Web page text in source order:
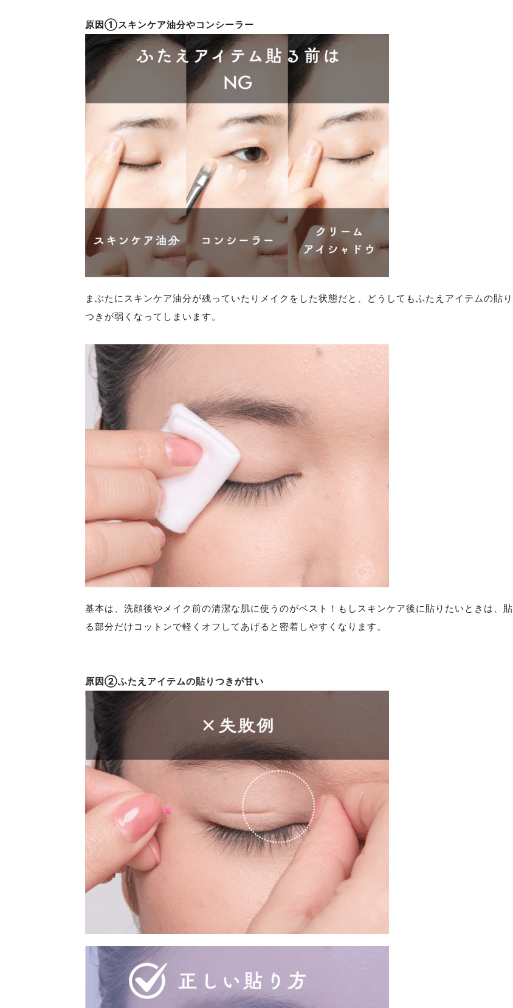
原因①スキンケア油分やコンシーラー
まぶたにスキンケア油分が残っていたりメイクをした状態だと、どうしてもふたえアイテムの貼り
つきが弱くなってしまいます。
基本は、洗顔後やメイク前の清潔な肌に使うのがベスト！もしスキンケア後に貼りたいときは、貼
る部分だけコットンで軽くオフしてあげると密着しやすくなります。
原因②ふたえアイテムの貼りつきが甘い